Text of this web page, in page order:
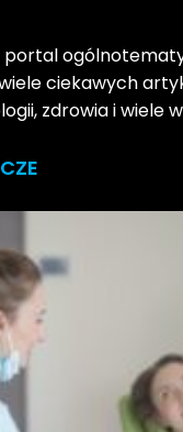
portal
ciekawych
zdrowia i wiele